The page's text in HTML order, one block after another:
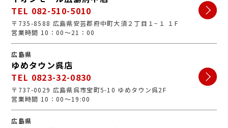
TEL 082-510-5010
〒735-8588 広島県安芸郡府中町大須２丁目１−１ １F
営業時間 10：00～21：00
広島県
ゆめタウン呉店
TEL 0823-32-0830
〒737-0029 広島県呉市宝町5-10 ゆめタウン呉2F
営業時間 10：00～19:00
広島県